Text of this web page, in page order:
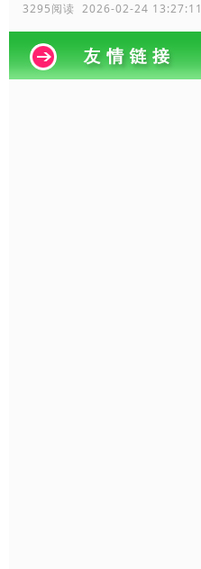
3295阅读 2026-02-24 13:27:11